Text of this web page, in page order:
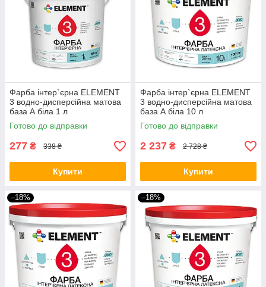
Фарба інтер`єрна ELEMENT
3 водно-дисперсійна матова
база А біла 1 л
Готово до відправки
277 ₴ 338 ₴
Купити
Фарба інтер`єрна ELEMENT
3 водно-дисперсійна матова
база А біла 10 л
Готово до відправки
2 237 ₴ 2 728 ₴
Купити
–18% –18%